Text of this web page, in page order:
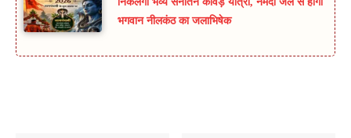
भगवान नीलकंठ का जलाभिषेक